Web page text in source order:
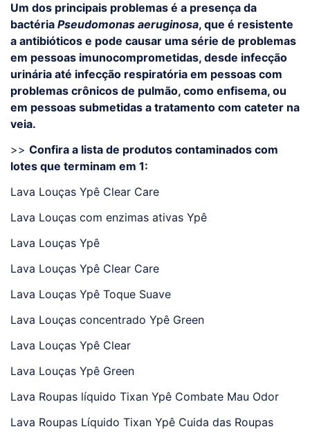
Um dos principais problemas é a presença da
bactéria Pseudomonas aeruginosa, que é resistente
a antibióticos e pode causar uma série de problemas
em pessoas imunocomprometidas, desde infecção
urinária até infecção respiratória em pessoas com
problemas crônicos de pulmão, como enfisema, ou
em pessoas submetidas a tratamento com cateter na
veia.
>> Confira a lista de produtos contaminados com
lotes que terminam em 1:
Lava Louças Ypê Clear Care
Lava Louças com enzimas ativas Ypê
Lava Louças Ypê
Lava Louças Ypê Clear Care
Lava Louças Ypê Toque Suave
Lava Louças concentrado Ypê Green
Lava Louças Ypê Clear
Lava Louças Ypê Green
Lava Roupas líquido Tixan Ypê Combate Mau Odor
Lava Roupas Líquido Tixan Ypê Cuida das Roupas